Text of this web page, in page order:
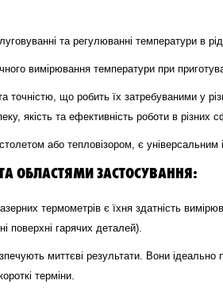
та регулюванні температури в
вимірювання температури при
точністю, що робить їх затребуваними у
якість та ефективність роботи в
або тепловізором, є універсальним
ОБЛАСТЯМИ ЗАСТОСУВАННЯ:
термометрів є їхня здатність
поверхні гарячих деталей).
миттєві результати. Вони
терміни.